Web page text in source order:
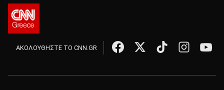
ΑΚΟΛΟΥΘΗΣΤΕ ΤΟ CNN.GR